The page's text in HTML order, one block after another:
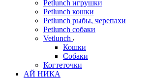
Petlunch игрушки
Petlunch кошки
Petlunch рыбы, черепахи
Petlunch собаки
Vetlunch
Кошки
Собаки
Когтеточки
АЙ НИКА